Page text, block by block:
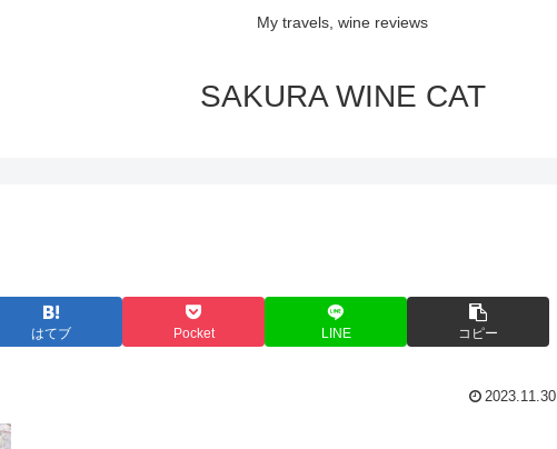
My travels, wine reviews
SAKURA WINE CAT
はてブ Pocket LINE コピー
2023.11.30